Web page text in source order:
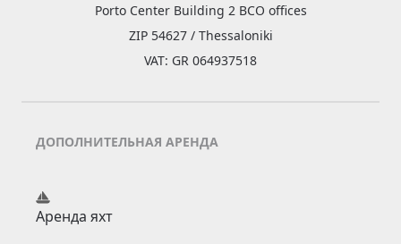
Porto Center Building 2 BCO offices
ZIP 54627 / Thessaloniki
VAT: GR 064937518
ДОПОЛНИТЕЛЬНАЯ АРЕНДА
Аренда яхт